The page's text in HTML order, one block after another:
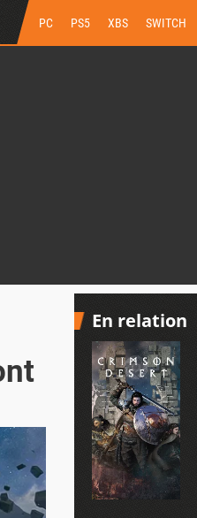
PC PS5 XBS SWITCH
En relation